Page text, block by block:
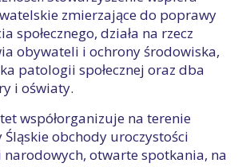
zmierzające do poprawy
społecznego, działa na rzecz
obywateli i ochrony środowiska,
patologii społecznej oraz dba
i oświaty.
współorganizuje na terenie
obchody uroczystości
narodowych, otwarte spotkania, na